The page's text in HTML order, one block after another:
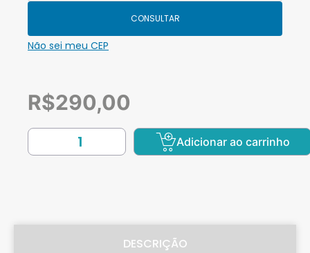
CONSULTAR
Não sei meu CEP
R$290,00
Adicionar ao carrinho
DESCRIÇÃO